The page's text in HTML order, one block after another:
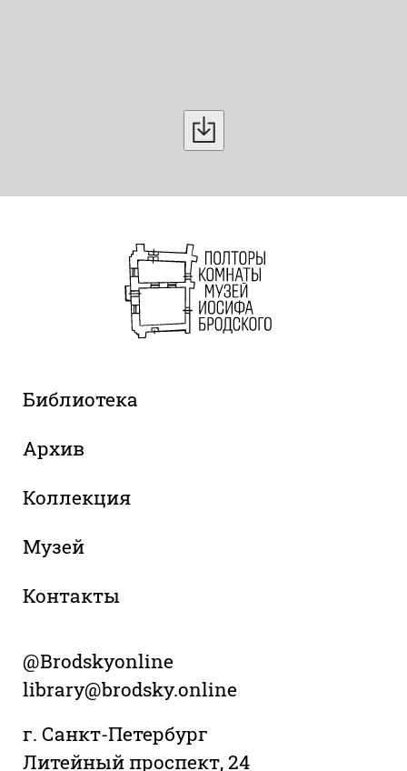
Библиотека
Архив
Коллекция
Музей
Контакты
@Brodskyonline
library@brodsky.online
г. Санкт-Петербург
Литейный проспект, 24